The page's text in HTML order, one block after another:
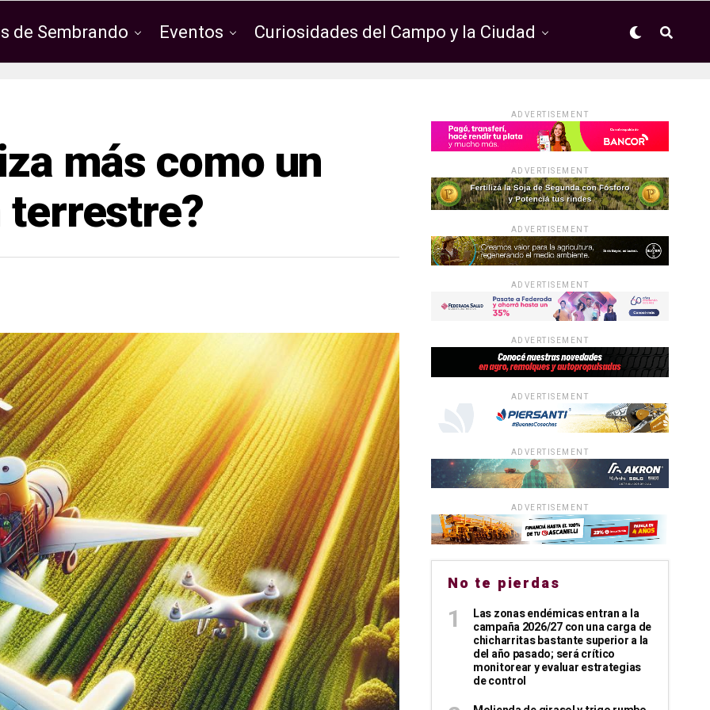
de Sembrando Eventos Curiosidades del Campo y la Ciudad
más como un
terrestre?
ADVERTISEMENT
ADVERTISEMENT
ADVERTISEMENT
ADVERTISEMENT
ADVERTISEMENT
ADVERTISEMENT
ADVERTISEMENT
ADVERTISEMENT
No te pierdas
Las zonas endémicas entran a la
campaña 2026/27 con una carga de
chicharritas bastante superior a la
del año pasado; será crítico
monitorear y evaluar estrategias
de control